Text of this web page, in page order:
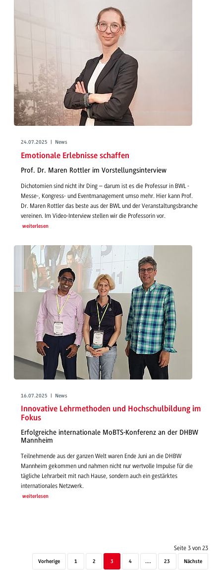
24.07.2025 | News
Emotionale Erlebnisse schaffen
Prof. Dr. Maren Rottler im Vorstellungsinterview
Dichotomien sind nicht ihr Ding – darum ist es die Professur in BWL -
Messe-, Kongress- und Eventmanagement umso mehr. Hier kann Prof.
Dr. Maren Rottler das beste aus der BWL und der Veranstaltungsbranche
vereinen. Im Video-Interview stellen wir die Professorin vor.
weiterlesen
16.07.2025 | News
Innovative Lehrmethoden und Hochschulbildung im
Fokus
Erfolgreiche internationale MoBTS-Konferenz an der DHBW
Mannheim
Teilnehmende aus der ganzen Welt waren Ende Juni an die DHBW
Mannheim gekommen und nahmen nicht nur wertvolle Impulse für die
tägliche Lehrarbeit mit nach Hause, sondern auch ein gestärktes
internationales Netzwerk.
weiterlesen
Seite 3 von 23
Vorherige 1 2 3 4 .... 23 Nächste